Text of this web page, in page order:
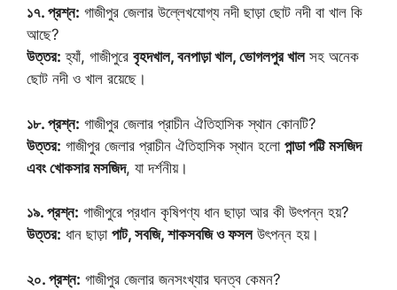
১৭. প্রশ্ন: গাজীপুর জেলার উল্লেখযোগ্য নদী ছাড়া ছোট নদী বা খাল কি
আছে?
উত্তর: হ্যাঁ, গাজীপুরে বৃহদখাল, বনপাড়া খাল, ভোগলপুর খালসহ অনেক
ছোট নদী ও খাল রয়েছে।
১৮. প্রশ্ন: গাজীপুর জেলার প্রাচীন ঐতিহাসিক স্থান কোনটি?
উত্তর: গাজীপুর জেলার প্রাচীন ঐতিহাসিক স্থান হলো পান্ডা পট্টি মসজিদ
এবং খোকসার মসজিদ, যা দর্শনীয়।
১৯. প্রশ্ন: গাজীপুরে প্রধান কৃষিপণ্য ধান ছাড়া আর কী উৎপন্ন হয়?
উত্তর: ধান ছাড়া পাট, সবজি, শাকসবজি ও ফসলউৎপন্ন হয়।
২০. প্রশ্ন: গাজীপুর জেলার জনসংখ্যার ঘনত্ব কেমন?